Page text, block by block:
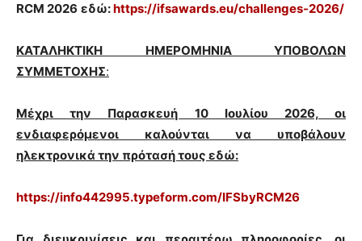
RCM 2026 εδώ:https://ifsawards.eu/challenges-2026/
ΚΑΤΑΛΗΚΤΙΚΗ ΗΜΕΡΟΜΗΝΙΑ ΥΠΟΒΟΛΩΝ
ΣΥΜΜΕΤΟΧΗΣ:
Μέχρι την Παρασκευή 10 Ιουλίου 2026, οι
ενδιαφερόμενοι καλούνται να υποβάλουν
ηλεκτρονικά την πρότασή τους εδώ:
https://info442995.typeform.com/IFSbyRCM26